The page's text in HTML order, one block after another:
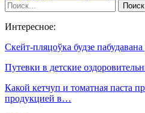
Интересное:
Скейт-пляцоўка будзе
Путевки в детские
Какой кетчуп и томатная паста
продукцией в…